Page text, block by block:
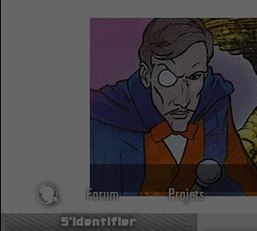
Forum Projets
S'identifier